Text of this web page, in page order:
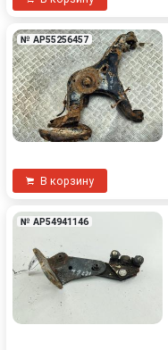
№ AP55256457
В корзину
№ AP54941146